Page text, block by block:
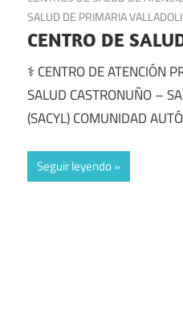
SALUD DE PRIMARIA
CENTRO DE
⚕️ CENTRO DE ATENCIÓN
SALUD CASTRONUÑO –
(SACYL) COMUNIDAD
Seguir leyendo